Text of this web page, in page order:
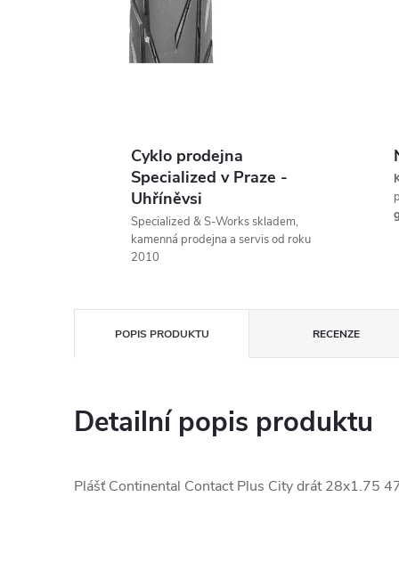
Cyklo prodejna
Specialized v Praze -
Uhříněvsi
Specialized & S-Works skladem,
kamenná prodejna a servis od roku
2010
POPIS PRODUKTU RECENZE
Detailní popis produktu
Plášť Continental Contact Plus City drát 28x1.75